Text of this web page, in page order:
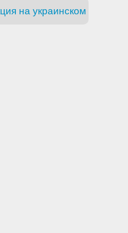
на украинском